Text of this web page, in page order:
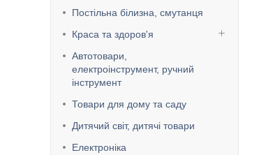
Постільна білизна, смутанця
Краса та здоров'я
Автотовари,
електроінструмент, ручний
інструмент
Товари для дому та саду
Дитячий світ, дитячі товари
Електроніка